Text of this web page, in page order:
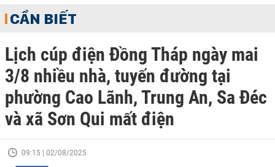
CẦN BIẾT
Lịch cúp điện Đồng Tháp ngày mai
3/8 nhiều nhà, tuyến đường tại
phường Cao Lãnh, Trung An, Sa Đéc
và xã Sơn Qui mất điện
09:15 | 02/08/2025